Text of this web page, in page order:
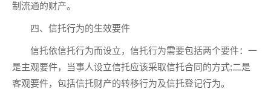
制流通的财产。
四、信托行为的生效要件
信托依信托行为而设立，信托行为需要包括两个要件：一
是主观要件，当事人设立信托应该采取信托合同的方式;二是
客观要件，包括信托财产的转移行为及信托登记行为。